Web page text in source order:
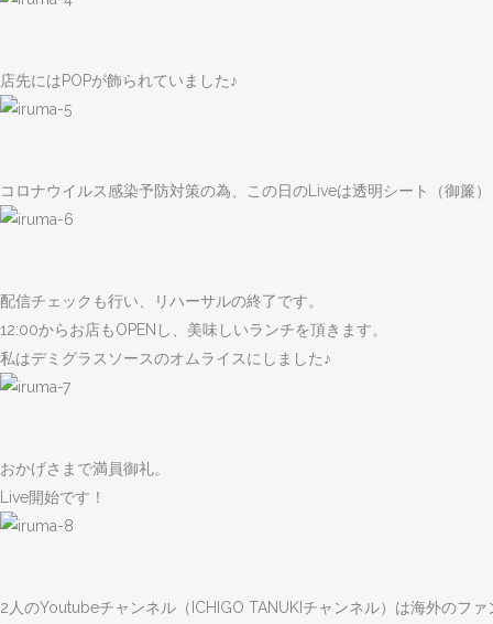
店先にはPOPが飾られていました♪
コロナウイルス感染予防対策の為、この日のLiveは透明シート（御簾
配信チェックも行い、リハーサルの終了です。
12:00からお店もOPENし、美味しいランチを頂きます。
私はデミグラスソースのオムライスにしました♪
おかげさまで満員御礼。
Live開始です！
2人のYoutubeチャンネル（ICHIGO TANUKIチャンネル）は海外のフ